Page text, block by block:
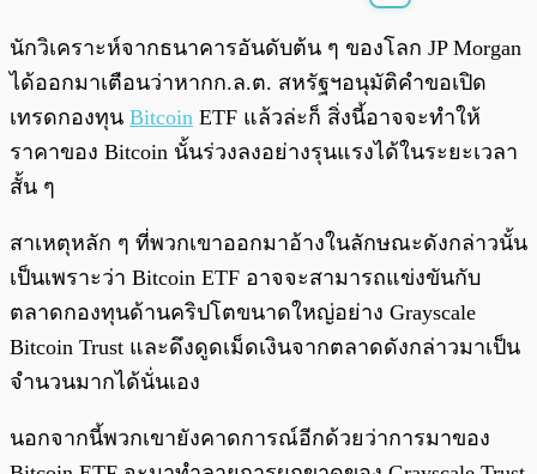
พร้อมเล่น
นักวิเคราะห์จากธนาคารอันดับต้น ๆ ของโลก JP Morgan
ได้ออกมาเตือนว่าหากก.ล.ต. สหรัฐฯอนุมัติคำขอเปิด
เทรดกองทุน Bitcoin ETF แล้วล่ะก็ สิ่งนี้อาจจะทำให้
ราคาของ Bitcoin นั้นร่วงลงอย่างรุนแรงได้ในระยะเวลา
สั้น ๆ
สาเหตุหลัก ๆ ที่พวกเขาออกมาอ้างในลักษณะดังกล่าวนั้น
เป็นเพราะว่า Bitcoin ETF อาจจะสามารถแข่งขันกับ
ตลาดกองทุนด้านคริปโตขนาดใหญ่อย่าง Grayscale
Bitcoin Trust และดึงดูดเม็ดเงินจากตลาดดังกล่าวมาเป็น
จำนวนมากได้นั่นเอง
นอกจากนี้พวกเขายังคาดการณ์อีกด้วยว่าการมาของ